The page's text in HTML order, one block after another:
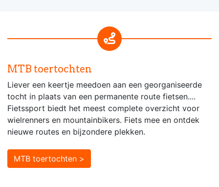
MTB toertochten
Liever een keertje meedoen aan een georganiseerde
tocht in plaats van een permanente route fietsen....
Fietssport biedt het meest complete overzicht voor
wielrenners en mountainbikers. Fiets mee en ontdek
nieuwe routes en bijzondere plekken.
MTB toertochten >